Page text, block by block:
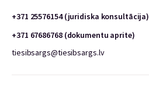
+371 25576154 (juridiska konsultācija)
+371 67686768 (dokumentu aprite)
tiesibsargs@tiesibsargs.lv